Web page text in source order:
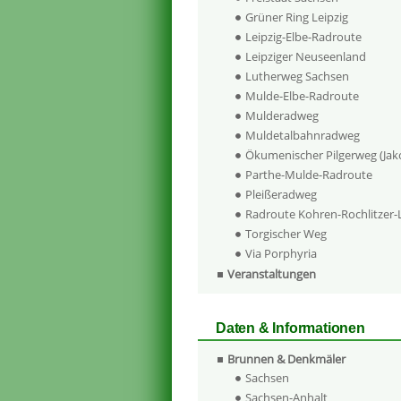
Grüner Ring Leipzig
Leipzig-Elbe-Radroute
Leipziger Neuseenland
Lutherweg Sachsen
Mulde-Elbe-Radroute
Mulderadweg
Muldetalbahnradweg
Ökumenischer Pilgerweg
Parthe-Mulde-Radroute
Pleißeradweg
Radroute Kohren-Rochlitzer-
Torgischer Weg
Via Porphyria
Veranstaltungen
Daten & Informationen
Brunnen & Denkmäler
Sachsen
Sachsen-Anhalt